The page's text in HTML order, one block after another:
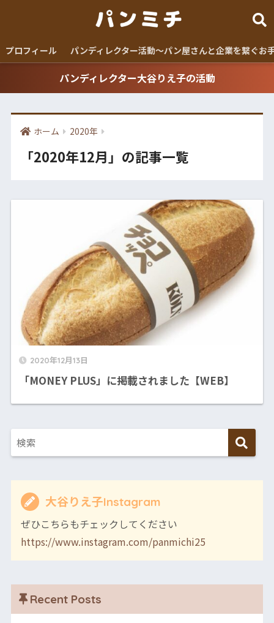
プロフィール パンディレクター活動〜パン屋さんと企業を繋ぐお
パンディレクター大谷りえ子の活動
ホーム 2020年
「2020年12月」の記事一覧
2020年12月13日
「MONEY PLUS」に掲載されました【WEB】
大谷りえ子Instagram
ぜひこちらもチェックしてください
https://www.instagram.com/panmichi25
Recent Posts